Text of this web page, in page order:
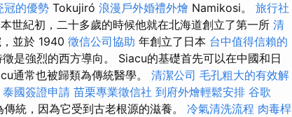
冠的優勢 Tokujiró 浪漫戶外婚禮外燴 Namikosi。 旅行社
世紀初，二十多歲的時候他就在北海道創立了第一所 清
並於 1940 徵信公司協助 年創立了日本 台中值得信賴的
是強烈的西方導向。 Siacu的基礎首先可以在中國和日
通常也被歸類為傳統醫學。 清潔公司 毛孔粗大的有效解
泰國簽證申請 苗栗專業徵信社 到府外燴輕鬆安排 谷歌
統，因為它受到古老根源的滋養。 冷氣清洗流程 肉毒桿